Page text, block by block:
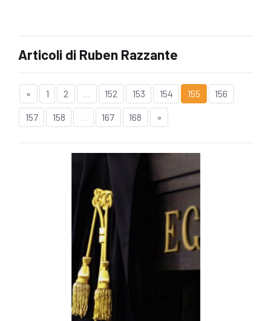
Articoli di Ruben Razzante
« 1 2 152 153 154 155 156
157 158 ... 167 168 »